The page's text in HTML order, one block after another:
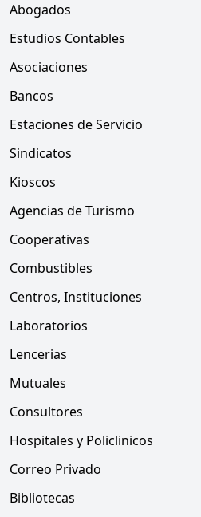
Abogados
Estudios Contables
Asociaciones
Bancos
Estaciones de Servicio
Sindicatos
Kioscos
Agencias de Turismo
Cooperativas
Combustibles
Centros, Instituciones
Laboratorios
Lencerias
Mutuales
Consultores
Hospitales y Policlinicos
Correo Privado
Bibliotecas